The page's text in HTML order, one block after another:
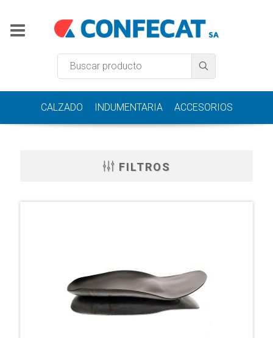
CALZADO INDUMENTARIA ACCESORIOS
FILTROS